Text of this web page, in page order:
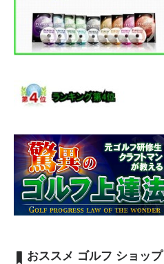
おススメ ゴルフ ショップ